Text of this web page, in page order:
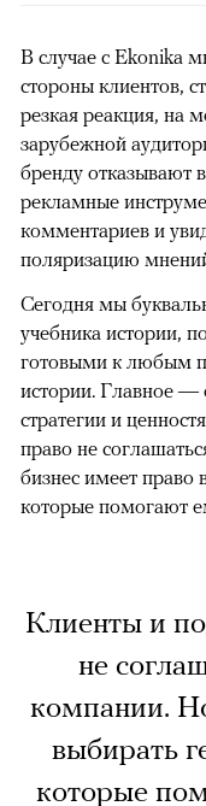
В случае с Ekonika
стороны клиентов,
резкая реакция, на
зарубежной
бренду отказывают
рекламные
комментариев и
поляризацию
Сегодня мы
учебника истории,
готовыми к любым
истории. Главное —
стратегии и
право не
бизнес имеет право
которые помогают
Клиенты и
не
компании.
выбирать
которые